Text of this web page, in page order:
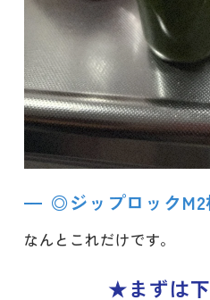
◎ジップロックM2
なんとこれだけです。
★まずは